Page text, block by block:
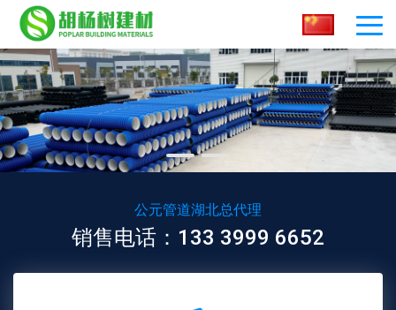
公元管道湖北总代理
销售电话：133 3999 6652